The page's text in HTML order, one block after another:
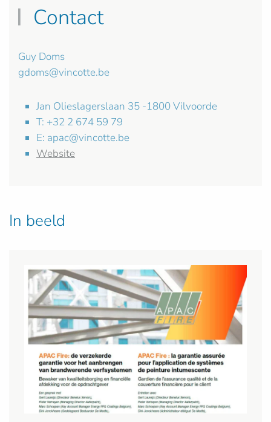
Contact
Guy Doms
gdoms@vincotte.be
Jan Olieslagerslaan 35 -1800 Vilvoorde
T: +32 2 674 59 79
E: apac@vincotte.be
Website
In beeld